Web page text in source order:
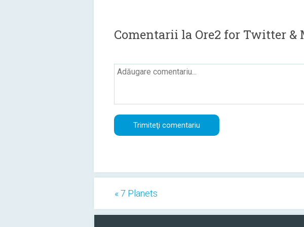
Comentarii la Ore2 for Twitter &
« 7 Planets